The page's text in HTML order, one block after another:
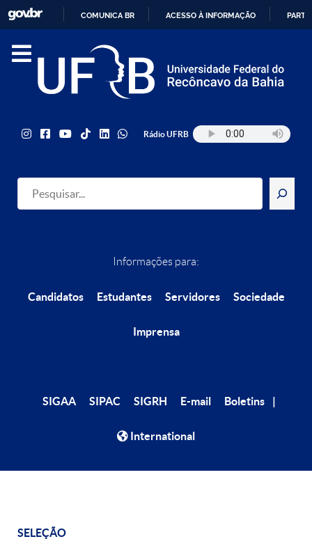
PARA
COMUNICA BR ACESSO À INFORMAÇÃO
Informações para:
Candidatos Estudantes Servidores Sociedade
Imprensa
SIGAA SIPAC SIGRH E-mail Boletins
International
Rádio UFRB
Pesquisar
SELEÇÃO